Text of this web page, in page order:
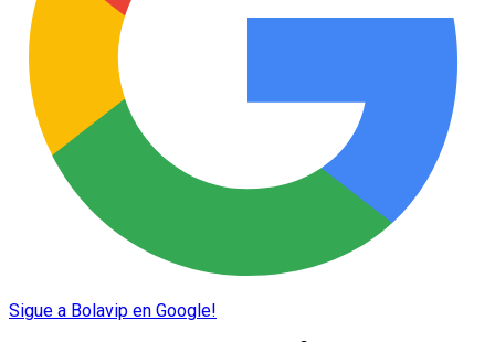
Sigue a Bolavip en Google!